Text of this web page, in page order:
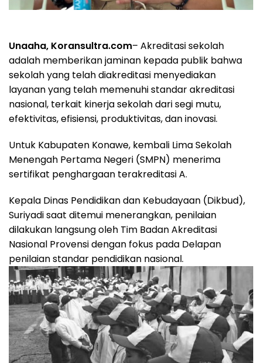
Unaaha, Koransultra.com– Akreditasi sekolah
adalah memberikan jaminan kepada publik bahwa
sekolah yang telah diakreditasi menyediakan
layanan yang telah memenuhi standar akreditasi
nasional, terkait kinerja sekolah dari segi mutu,
efektivitas, efisiensi, produktivitas, dan inovasi.
Untuk Kabupaten Konawe, kembali Lima Sekolah
Menengah Pertama Negeri (SMPN) menerima
sertifikat penghargaan terakreditasi A.
Kepala Dinas Pendidikan dan Kebudayaan (Dikbud),
Suriyadi saat ditemui menerangkan, penilaian
dilakukan langsung oleh Tim Badan Akreditasi
Nasional Provensi dengan fokus pada Delapan
penilaian standar pendidikan nasional.